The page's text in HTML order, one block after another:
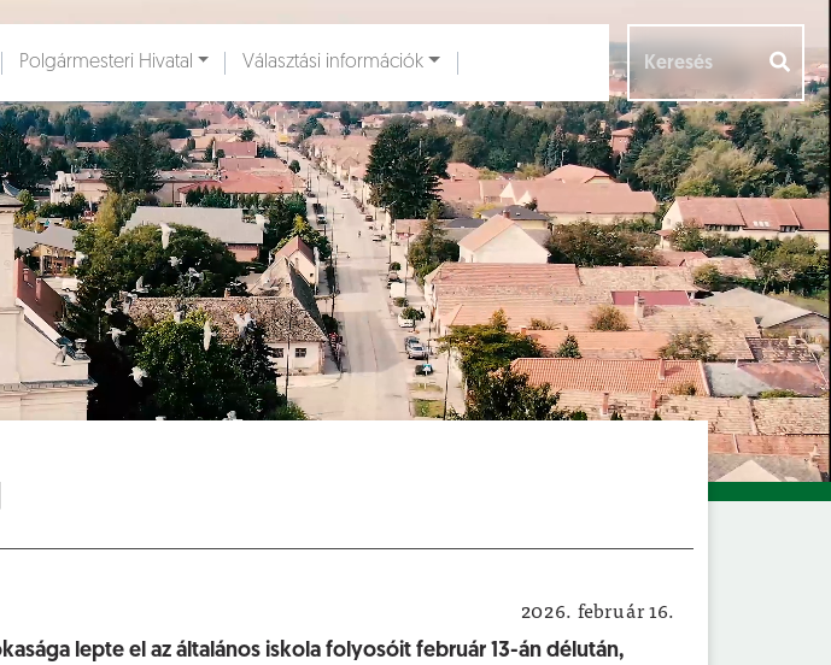
Polgármesteri Hivatal Választási információk
Kisfaludy Mihály Általános Iskola és Alapfokú Művészeti Iskola
2026. február 16.
lepte el az általános iskola folyosóit február 13-án délután,
Dokumentumok [] Aloldalak []